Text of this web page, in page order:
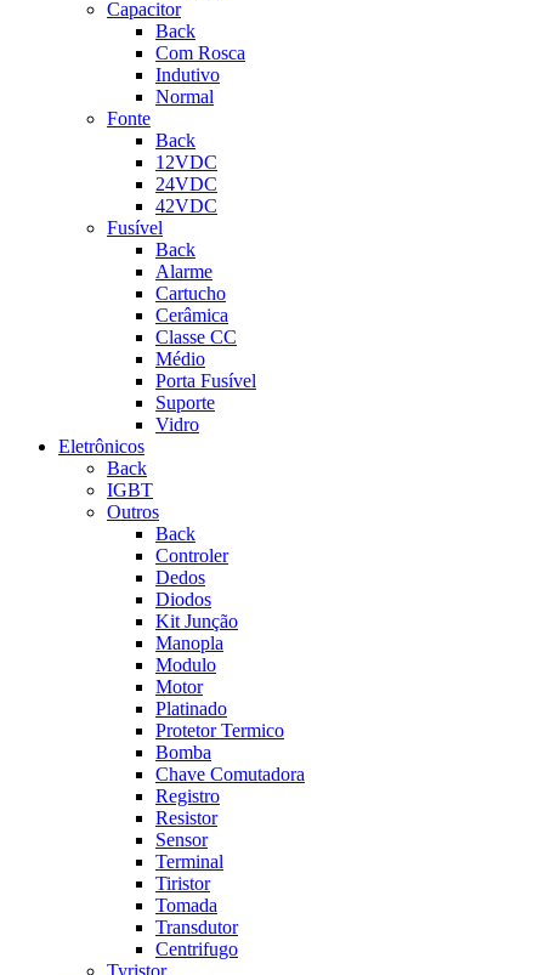
Capacitor
Back
Com Rosca
Indutivo
Normal
Fonte
Back
12VDC
24VDC
42VDC
Fusível
Back
Alarme
Cartucho
Cerâmica
Classe CC
Médio
Porta Fusível
Suporte
Vidro
Eletrônicos
Back
IGBT
Outros
Back
Controler
Dedos
Diodos
Kit Junção
Manopla
Modulo
Motor
Platinado
Protetor Termico
Bomba
Chave Comutadora
Registro
Resistor
Sensor
Terminal
Tiristor
Tomada
Transdutor
Centrifugo
Tyristor